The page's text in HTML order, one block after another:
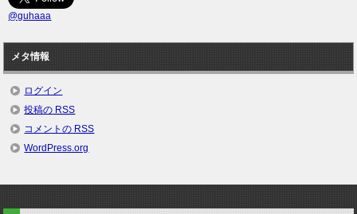
@guhaaa
メタ情報
ログイン
投稿の RSS
コメントの RSS
WordPress.org